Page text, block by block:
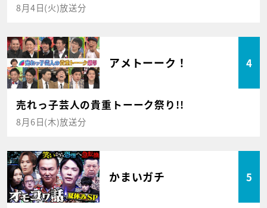
8月4日(火)放送分
アメトーーク！ 4
売れっ子芸人の貴重トーーク祭り!!
8月6日(木)放送分
かまいガチ 5